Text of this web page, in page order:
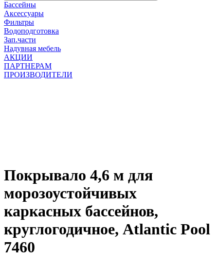
Бассейны
Аксессуары
Фильтры
Водоподготовка
Зап.части
Надувная мебель
АКЦИИ
ПАРТНЕРАМ
ПРОИЗВОДИТЕЛИ
Покрывало 4,6 м для
морозоустойчивых
каркасных бассейнов,
круглогодичное, Atlantic Pool
7460